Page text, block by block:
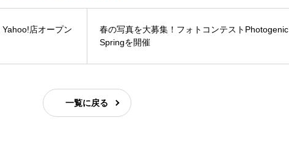
店オープン
春の写真を大募集！フォトコンテストPhotogenic
Springを開催
一覧に戻る